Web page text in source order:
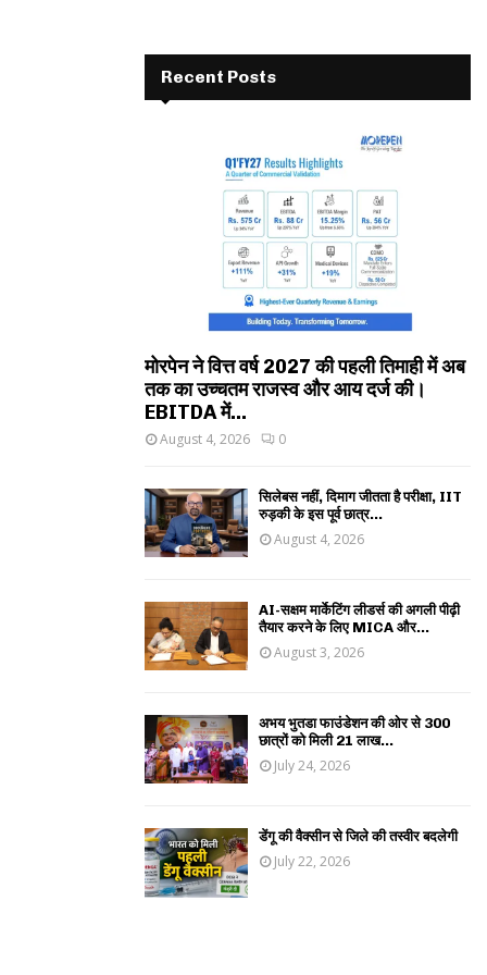
Recent Posts
मोरपेन ने वित्त वर्ष 2027 की पहली तिमाही में अब
तक का उच्चतम राजस्व और आय दर्ज की।
EBITDA में...
August 4, 2026 0
सिलेबस नहीं, दिमाग जीतता है परीक्षा, IIT
रुड़की के इस पूर्व छात्र...
August 4, 2026
AI-सक्षम मार्केटिंग लीडर्स की अगली पीढ़ी
तैयार करने के लिए MICA और...
August 3, 2026
अभय भुतडा फाउंडेशन की ओर से 300
छात्रों को मिली 21 लाख...
July 24, 2026
डेंगू की वैक्सीन से जिले की तस्वीर बदलेगी
July 22, 2026